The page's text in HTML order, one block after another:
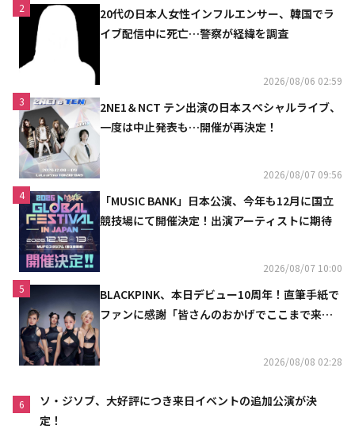
2
20代の日本人女性インフルエンサー、韓国でラ
イブ配信中に死亡…警察が経緯を調査
2026/08/06 02:59
3
2NE1＆NCT テン出演の日本スペシャルライブ、
一度は中止発表も…開催が再決定！
2026/08/07 09:56
4
「MUSIC BANK」日本公演、今年も12月に国立
競技場にて開催決定！出演アーティストに期待
2026/08/07 10:00
5
BLACKPINK、本日デビュー10周年！直筆手紙で
ファンに感謝「皆さんのおかげでここまで来ら
2026/08/08 02:28
6
ソ・ジソブ、大好評につき来日イベントの追加公演が決
定！